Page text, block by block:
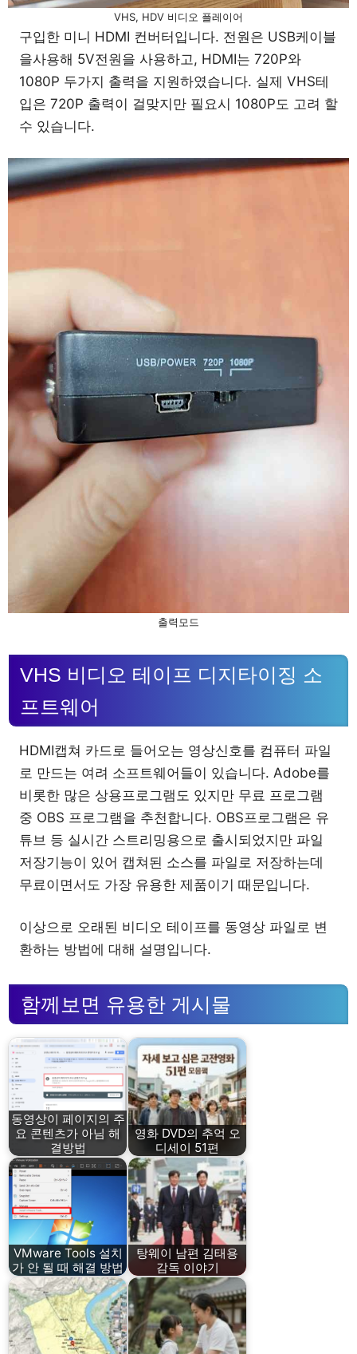
VHS, HDV 비디오 플레이어
구입한 미니 HDMI 컨버터입니다. 전원은 USB케이블
을사용해 5V전원을 사용하고, HDMI는 720P와
1080P 두가지 출력을 지원하였습니다. 실제 VHS테
입은 720P 출력이 걸맞지만 필요시 1080P도 고려 할
수 있습니다.
출력모드
VHS 비디오 테이프 디지타이징 소
프트웨어
HDMI캡쳐 카드로 들어오는 영상신호를 컴퓨터 파일
로 만드는 여려 소프트웨어들이 있습니다. Adobe를
비롯한 많은 상용프로그램도 있지만 무료 프로그램
중 OBS 프로그램을 추천합니다. OBS프로그램은 유
튜브 등 실시간 스트리밍용으로 출시되었지만 파일
저장기능이 있어 캡쳐된 소스를 파일로 저장하는데
무료이면서도 가장 유용한 제품이기 때문입니다.
이상으로 오래된 비디오 테이프를 동영상 파일로 변
환하는 방법에 대해 설명입니다.
함께보면 유용한 게시물
동영상이 페이지의 주
요 콘텐츠가 아님 해
결방법
영화 DVD의 추억 오
디세이 51편
VMware Tools 설치
가 안 될 때 해결 방법
탕웨이 남편 김태용
감독 이야기